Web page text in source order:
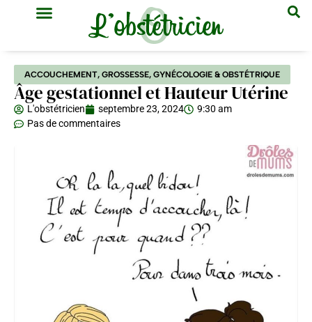
ACCOUCHEMENT, GROSSESSE, GYNÉCOLOGIE & OBSTÉTRIQUE
Âge gestationnel et Hauteur Utérine
L'obstétricien septembre 23, 2024
9:30 am
Pas de commentaires